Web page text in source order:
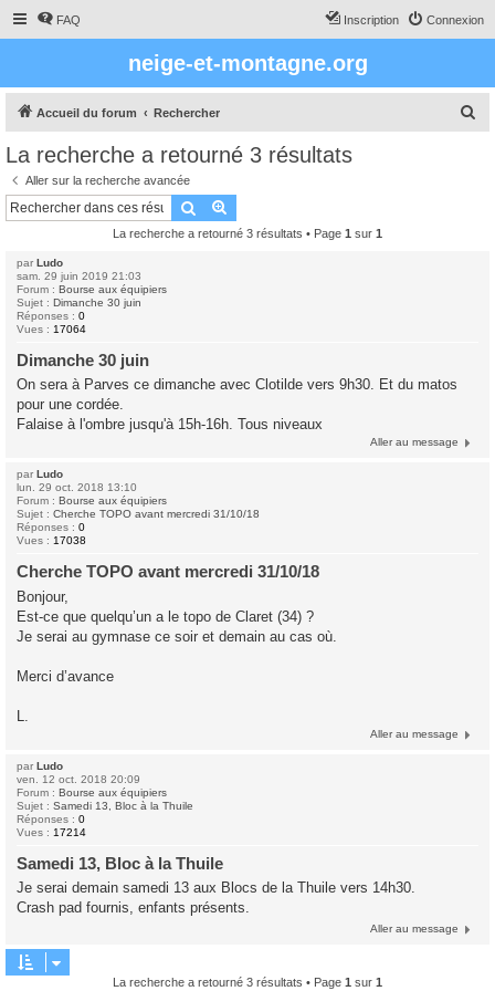
FAQ Connexion
Inscription
neige-et-montagne.org
Accueil du forum Rechercher
La recherche a retourné 3 résultats
Aller sur la recherche avancée
Rechercher
La recherche a retourné 3 résultats • Page 1 sur 1
par Ludo
sam. 29 juin 2019 21:03
Forum : Bourse aux équipiers
Sujet : Dimanche 30 juin
Réponses : 0
Vues : 17064
Dimanche 30 juin
On sera à Parves ce dimanche avec Clotilde vers 9h30. Et du matos
pour une cordée.
Falaise à l'ombre jusqu'à 15h-16h. Tous niveaux
Aller au message
par Ludo
lun. 29 oct. 2018 13:10
Forum : Bourse aux équipiers
Sujet : Cherche TOPO avant mercredi 31/10/18
Réponses : 0
Vues : 17038
Cherche TOPO avant mercredi 31/10/18
Bonjour,
Est-ce que quelqu’un a le topo de Claret (34) ?
Je serai au gymnase ce soir et demain au cas où.
Merci d’avance
L.
Aller au message
par Ludo
ven. 12 oct. 2018 20:09
Forum : Bourse aux équipiers
Sujet : Samedi 13, Bloc à la Thuile
Réponses : 0
Vues : 17214
Samedi 13, Bloc à la Thuile
Je serai demain samedi 13 aux Blocs de la Thuile vers 14h30.
Crash pad fournis, enfants présents.
Aller au message
La recherche a retourné 3 résultats • Page 1 sur 1